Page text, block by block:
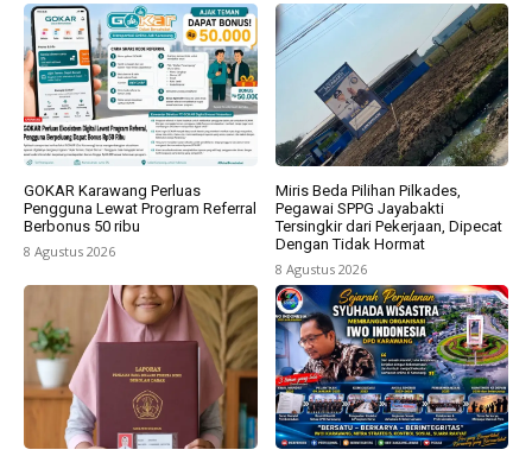
GOKAR Karawang Perluas
Pengguna Lewat Program Referral
Berbonus 50 ribu
8 Agustus 2026
Miris Beda Pilihan Pilkades,
Pegawai SPPG Jayabakti
Tersingkir dari Pekerjaan, Dipecat
Dengan Tidak Hormat
8 Agustus 2026